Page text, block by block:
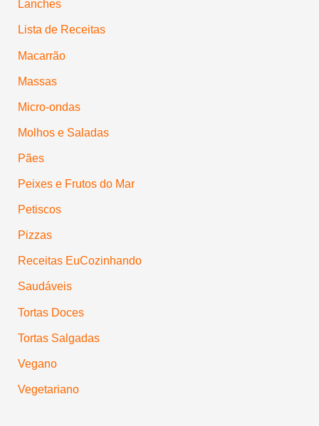
Lanches
Lista de Receitas
Macarrão
Massas
Micro-ondas
Molhos e Saladas
Pães
Peixes e Frutos do Mar
Petiscos
Pizzas
Receitas EuCozinhando
Saudáveis
Tortas Doces
Tortas Salgadas
Vegano
Vegetariano